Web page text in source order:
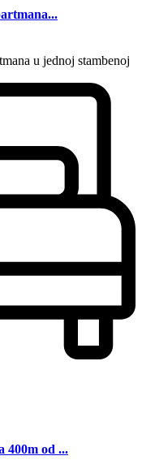
u jednoj stambenoj
400m od ...